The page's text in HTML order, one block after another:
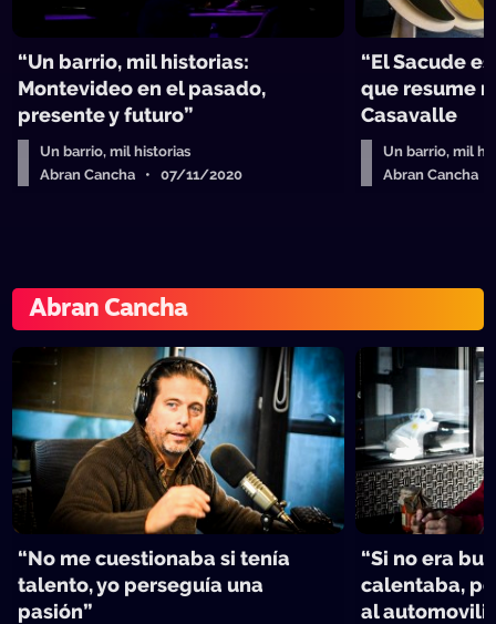
“Un barrio, mil historias:
Montevideo en el pasado,
presente y futuro”
Un barrio, mil historias
Abran Cancha • 07/11/2020
“El Sacude
que resume
Casavalle
Un barrio, mil
Abran Cancha
Abran Cancha
“No me cuestionaba si tenía
talento, yo perseguía una
pasión”
“Si no era
calentaba,
al